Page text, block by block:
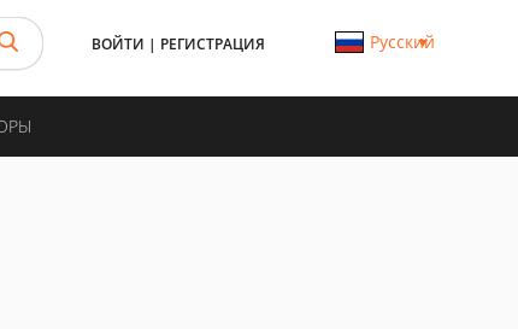
ВОЙТИ | РЕГИСТРАЦИЯ Русский